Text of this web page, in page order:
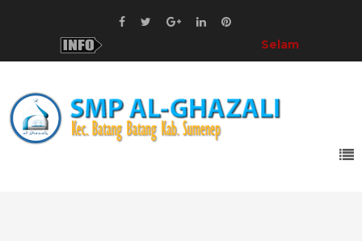
Selamat Datang!